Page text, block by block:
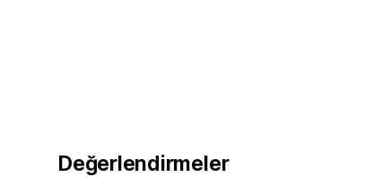
Değerlendirmeler